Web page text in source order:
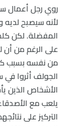
روي رجل أعمال
لأنه سيصبح
المفضلة. لكن
على الرغم من
من نفسه بسبب
الجولف أثروا
الأشخاص الذين
يلعب مع
التركيز على